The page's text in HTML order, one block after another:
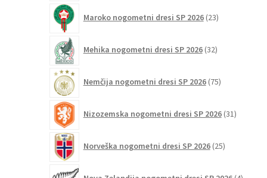
Maroko nogometni dresi SP 2026 23izdelkov
Mehika nogometni dresi SP 2026 32izdelkov
Nemčija nogometni dresi SP 2026 75izdelkov
Nizozemska nogometni dresi SP 2026 31izdelkov
Norveška nogometni dresi SP 2026 25izdelkov